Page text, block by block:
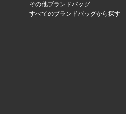
その他ブランドバッグ
すべてのブランドバッグから探す